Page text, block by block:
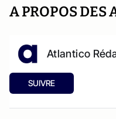
A PROPOS DES
Atlantico
SUIVRE